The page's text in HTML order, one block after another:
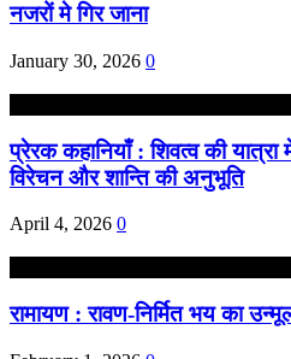
नजरों मे गिर जाना
January 30, 2026 0
प्रेरक कहानियाँ : शिवत्व की
विरेचन और शान्ति की अनुभूति
April 4, 2026 0
रामायण : रावण-निर्मित भय का